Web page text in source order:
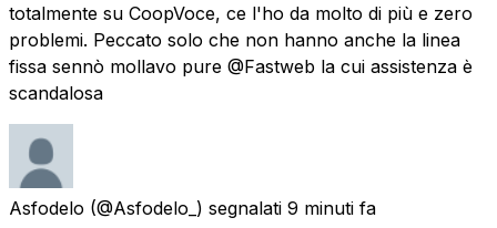
totalmente su CoopVoce, ce l'ho da molto di più e zero
problemi. Peccato solo che non hanno anche la linea
fissa sennò mollavo pure @Fastweb la cui assistenza è
scandalosa
Asfodelo (@Asfodelo_) segnalati 9 minuti fa